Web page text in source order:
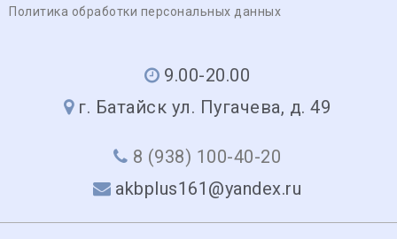
Политика обработки персональных данных
9.00-20.00
г. Батайск ул. Пугачева, д. 49
8 (938) 100-40-20
akbplus161@yandex.ru